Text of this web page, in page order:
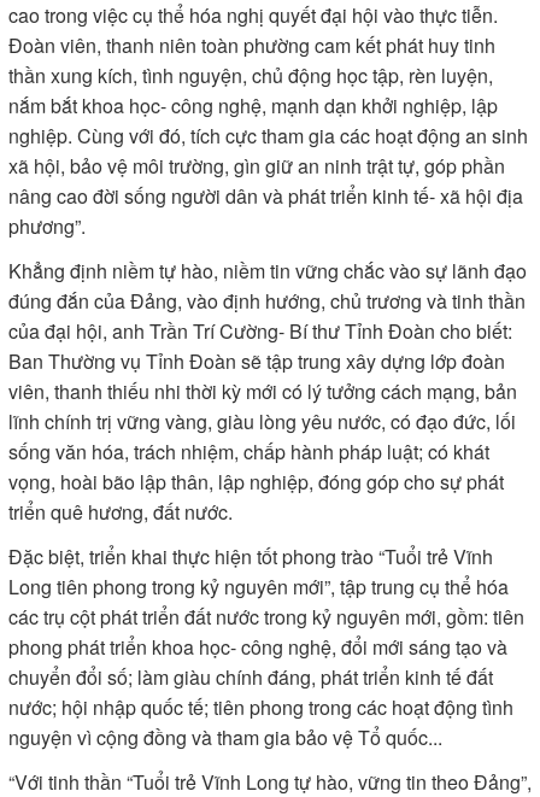
cao trong việc cụ thể hóa nghị quyết đại hội vào thực tiễn.
Đoàn viên, thanh niên toàn phường cam kết phát huy tinh
thần xung kích, tình nguyện, chủ động học tập, rèn luyện,
nắm bắt khoa học- công nghệ, mạnh dạn khởi nghiệp, lập
nghiệp. Cùng với đó, tích cực tham gia các hoạt động an sinh
xã hội, bảo vệ môi trường, gìn giữ an ninh trật tự, góp phần
nâng cao đời sống người dân và phát triển kinh tế- xã hội địa
phương”.
Khẳng định niềm tự hào, niềm tin vững chắc vào sự lãnh đạo
đúng đắn của Đảng, vào định hướng, chủ trương và tinh thần
của đại hội, anh Trần Trí Cường- Bí thư Tỉnh Đoàn cho biết:
Ban Thường vụ Tỉnh Đoàn sẽ tập trung xây dựng lớp đoàn
viên, thanh thiếu nhi thời kỳ mới có lý tưởng cách mạng, bản
lĩnh chính trị vững vàng, giàu lòng yêu nước, có đạo đức, lối
sống văn hóa, trách nhiệm, chấp hành pháp luật; có khát
vọng, hoài bão lập thân, lập nghiệp, đóng góp cho sự phát
triển quê hương, đất nước.
Đặc biệt, triển khai thực hiện tốt phong trào “Tuổi trẻ Vĩnh
Long tiên phong trong kỷ nguyên mới”, tập trung cụ thể hóa
các trụ cột phát triển đất nước trong kỷ nguyên mới, gồm: tiên
phong phát triển khoa học- công nghệ, đổi mới sáng tạo và
chuyển đổi số; làm giàu chính đáng, phát triển kinh tế đất
nước; hội nhập quốc tế; tiên phong trong các hoạt động tình
nguyện vì cộng đồng và tham gia bảo vệ Tổ quốc...
“Với tinh thần “Tuổi trẻ Vĩnh Long tự hào, vững tin theo Đảng”,